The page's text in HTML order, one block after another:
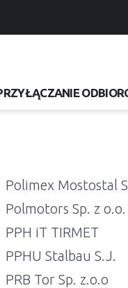
Polimex Mostostal
Polmotors Sp. z o.o.
PPH iT TIRMET
PPHU Stalbau S.J.
PRB Tor Sp. z.o.o